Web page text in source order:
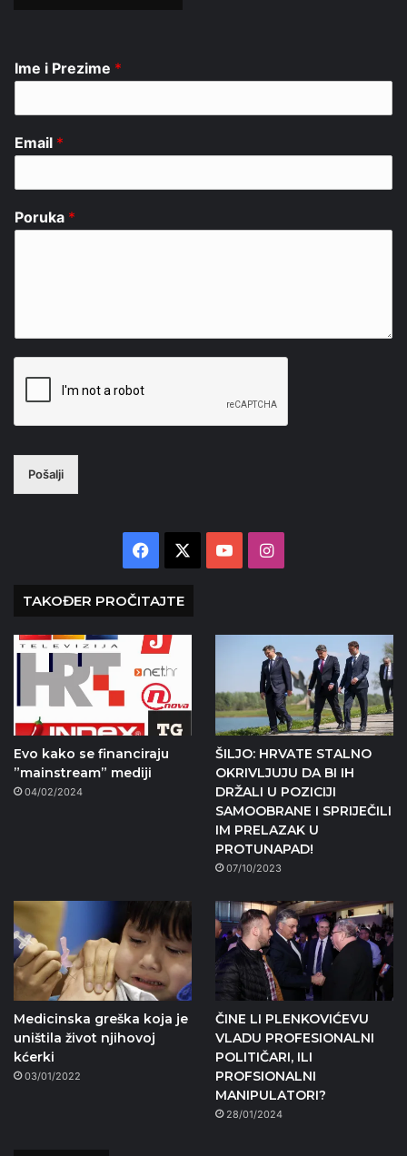
Ime i Prezime *
Email *
Poruka *
Pošalji
Facebook YouTubeInstagram
TAKOĐER PROČITAJTE
Evo kako se financiraju
”mainstream” mediji
04/02/2024
ŠILJO: HRVATE STALNO
OKRIVLJUJU DA BI IH
DRŽALI U POZICIJI
SAMOOBRANE I SPRIJEČILI
IM PRELAZAK U
PROTUNAPAD!
07/10/2023
Medicinska greška koja je
uništila život njihovoj
kćerki
03/01/2022
ČINE LI PLENKOVIĆEVU
VLADU PROFESIONALNI
POLITIČARI, ILI
PROFSIONALNI
MANIPULATORI?
28/01/2024